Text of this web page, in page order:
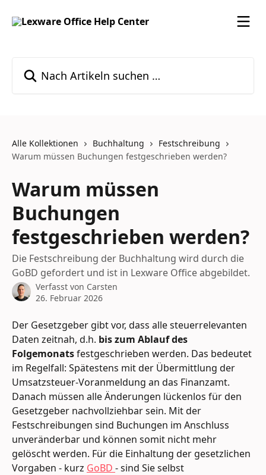
Alle Kollektionen Buchhaltung
Festschreibung
Warum müssen Buchungen festgeschrieben werden?
Warum müssen
Buchungen
festgeschrieben werden?
Die Festschreibung der Buchhaltung wird durch die
GoBD gefordert und ist in Lexware Office abgebildet.
Verfasst von Carsten
26. Februar 2026
Der Gesetzgeber gibt vor, dass alle steuerrelevanten
Daten zeitnah, d.h. bis zum Ablauf des
Folgemonats festgeschrieben werden. Das bedeutet
im Regelfall: Spätestens mit der Übermittlung der
Umsatzsteuer-Voranmeldung an das Finanzamt.
Danach müssen alle Änderungen lückenlos für den
Gesetzgeber nachvollziehbar sein. Mit der
Festschreibungen sind Buchungen im Anschluss
unveränderbar und können somit nicht mehr
gelöscht werden. Für die Einhaltung der gesetzlichen
Vorgaben - kurz GoBD - sind Sie selbst